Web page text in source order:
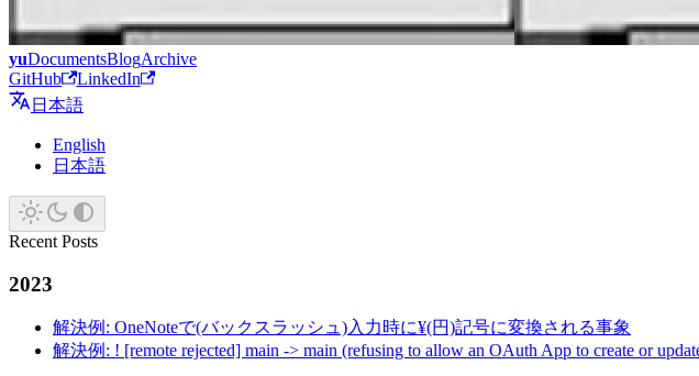
yuDocumentsBlogArchive
GitHub
LinkedIn
日本語
English
日本語
Recent Posts
2023
解決例: OneNoteで(バックスラッシュ)入力時に¥(円)記号に変換される事象
解決例: ! [remote rejected] main -> main (refusing to allow an OAuth App to create or